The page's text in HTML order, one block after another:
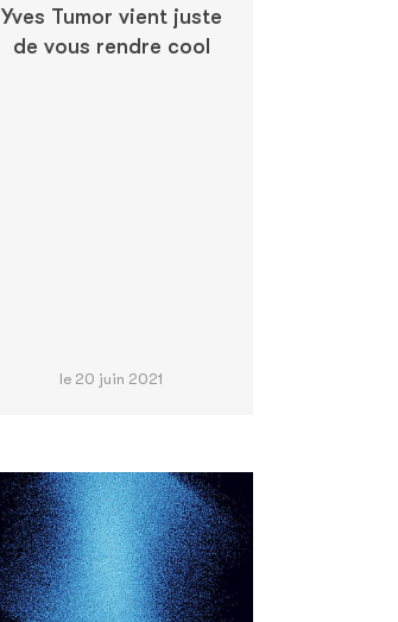
Yves Tumor vient juste
de vous rendre cool
le 20 juin 2021